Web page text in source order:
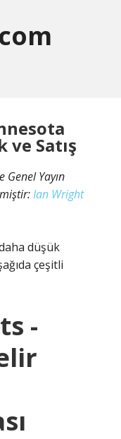
Satış
Genel Yayın
Ian Wright
düşük
çeşitli
-